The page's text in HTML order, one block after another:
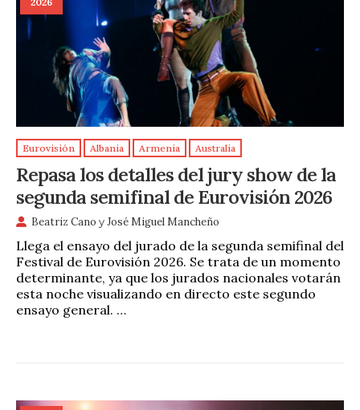
Eurovisión Albania Armenia Australia
Repasa los detalles del jury show de la
segunda semifinal de Eurovisión 2026
Beatriz Cano yJosé Miguel Mancheño
Llega el ensayo del jurado de la segunda semifinal del
Festival de Eurovisión 2026. Se trata de un momento
determinante, ya que los jurados nacionales votarán
esta noche visualizando en directo este segundo
ensayo general. …